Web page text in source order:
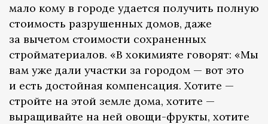
мало кому в городе удается получить полную
стоимость разрушенных домов, даже
за вычетом стоимости сохраненных
стройматериалов. «В хокимияте говорят: «Мы
вам уже дали участки за городом — вот это
и есть достойная компенсация. Хотите —
стройте на этой земле дома, хотите —
выращивайте на ней овощи-фрукты, хотите